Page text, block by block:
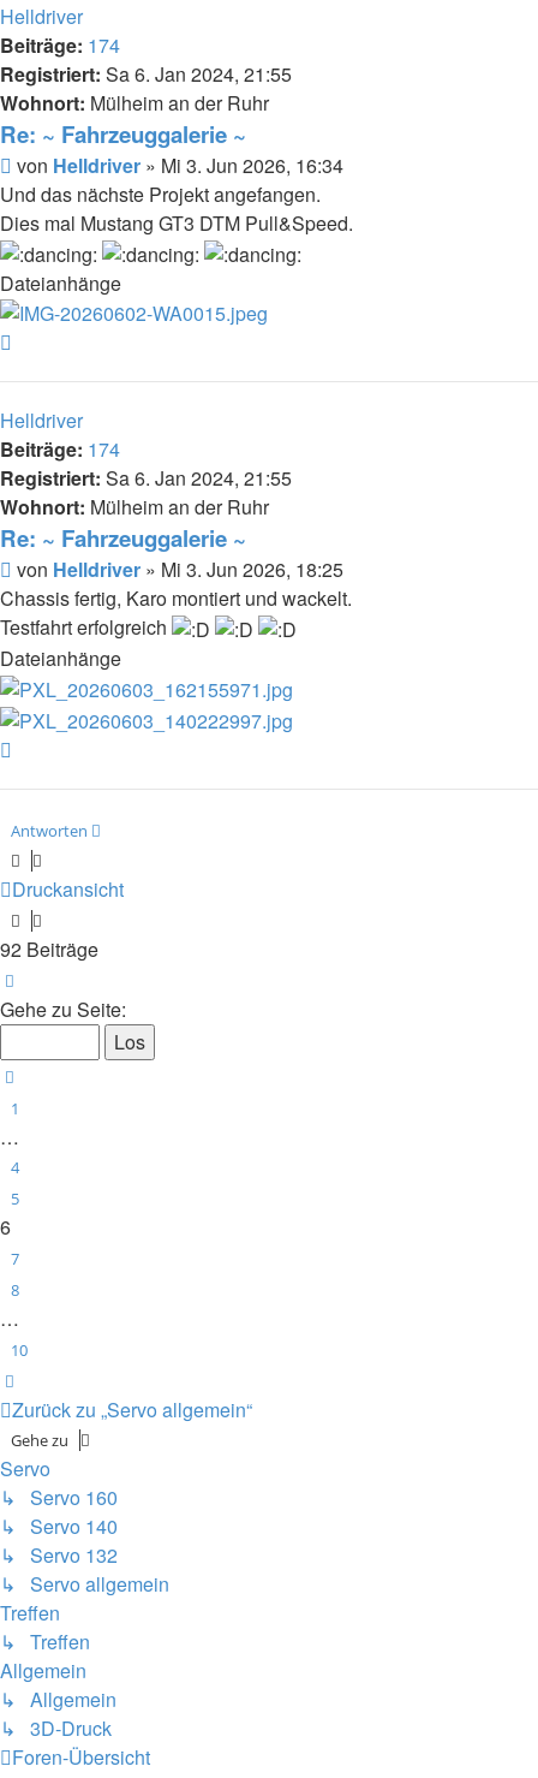
Helldriver
Beiträge: 174
Registriert: Sa 6. Jan 2024, 21:55
Wohnort: Mülheim an der Ruhr
Re: ~ Fahrzeuggalerie ~
Beitrag
von Helldriver » Mi 3. Jun 2026, 16:34
Und das nächste Projekt angefangen.
Dies mal Mustang GT3 DTM Pull&Speed.
Dateianhänge
Helldriver
Beiträge: 174
Registriert: Sa 6. Jan 2024, 21:55
Wohnort: Mülheim an der Ruhr
Re: ~ Fahrzeuggalerie ~
Beitrag
von Helldriver » Mi 3. Jun 2026, 18:25
Chassis fertig, Karo montiert und wackelt.
Testfahrt erfolgreich
Dateianhänge
Antworten
Druckansicht
92 Beiträge
Gehe zu Seite:
1
…
4
5
6
7
8
…
10
Zurück zu „Servo allgemein“
Gehe zu
Servo
↳ Servo 160
↳ Servo 140
↳ Servo 132
↳ Servo allgemein
Treffen
↳ Treffen
Allgemein
↳ Allgemein
↳ 3D-Druck
Foren-Übersicht